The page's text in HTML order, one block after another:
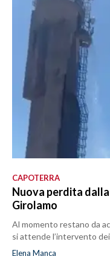
CAPOTERRA
Nuova perdita
Girolamo
Al momento restano da
si attende l’intervento
Elena Manca